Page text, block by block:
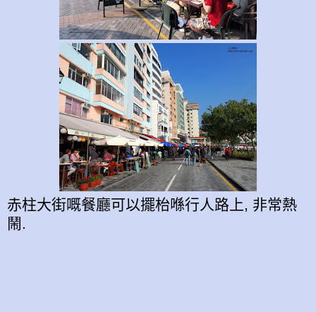
赤柱大街嘅餐廳可以擺枱喺行人路上, 非常熱
鬧.